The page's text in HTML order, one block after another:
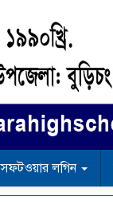
সফটওয়ার লগিন